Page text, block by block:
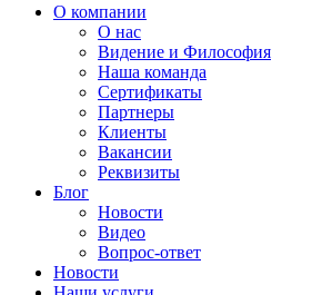
О компании
О нас
Видение и Философия
Наша команда
Сертификаты
Партнеры
Клиенты
Вакансии
Реквизиты
Блог
Новости
Видео
Вопрос-ответ
Новости